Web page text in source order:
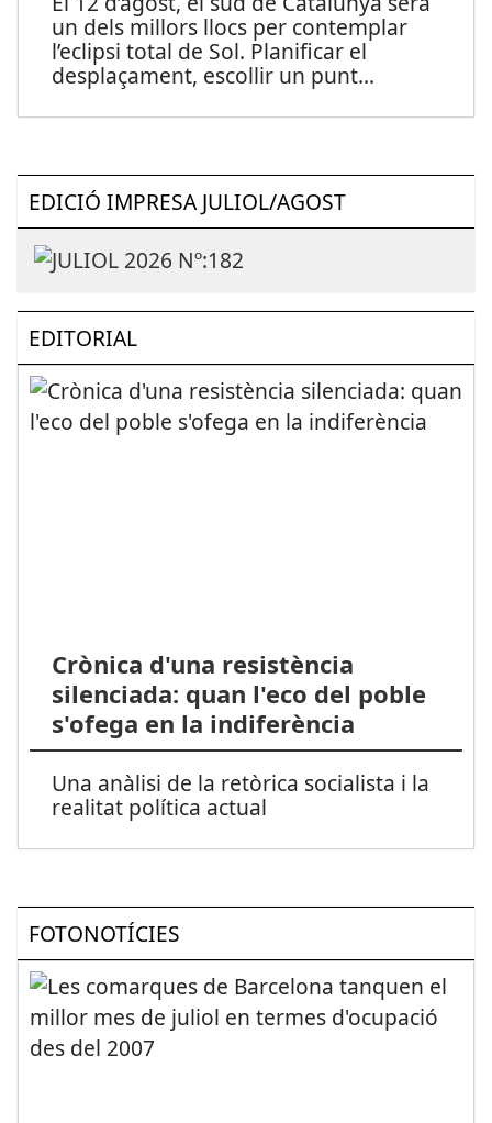
un dels millors llocs per contemplar
l’eclipsi total de Sol. Planificar el
desplaçament, escollir un punt...
EDICIÓ IMPRESA JULIOL/AGOST
EDITORIAL
Crònica d'una resistència
silenciada: quan l'eco del poble
s'ofega en la indiferència
Una anàlisi de la retòrica socialista i la
realitat política actual
FOTONOTÍCIES